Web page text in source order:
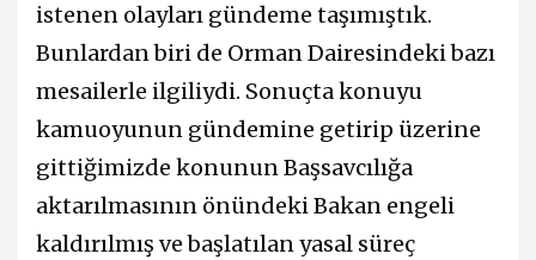
istenen olayları gündeme taşımıştık.
Bunlardan biri de Orman Dairesindeki bazı
mesailerle ilgiliydi. Sonuçta konuyu
kamuoyunun gündemine getirip üzerine
gittiğimizde konunun Başsavcılığa
aktarılmasının önündeki Bakan engeli
kaldırılmış ve başlatılan yasal süreç